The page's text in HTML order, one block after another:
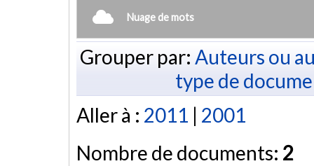
Nuage de mots
Grouper par: Auteurs ou
type de
Aller à : 2011 | 2001
Nombre de documents: 2